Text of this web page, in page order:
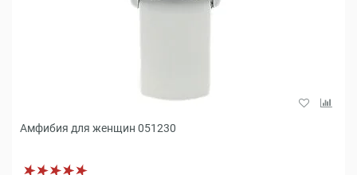
Амфибия для женщин 051230